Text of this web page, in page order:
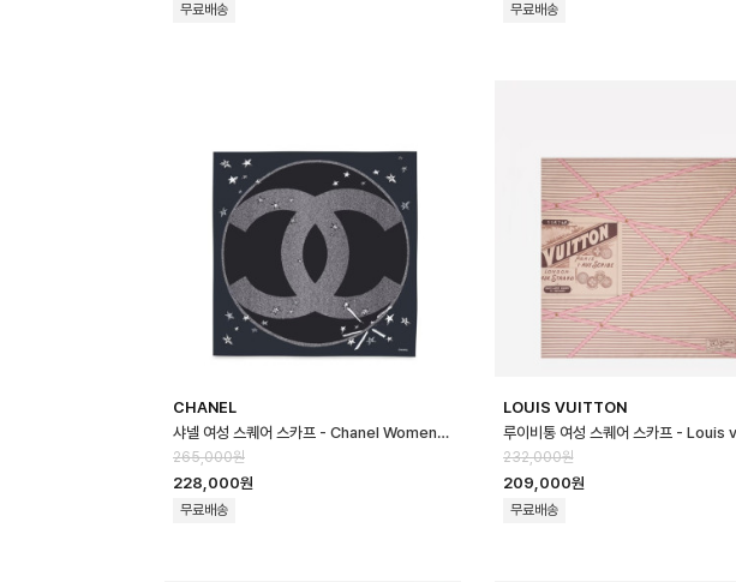
무료배송 무료배송
CHANEL
샤넬 여성 스퀘어 스카프 - Chanel Womens Square Scarf - acc87…
265,000원
228,000원
무료배송
LOUIS VUITTON
232,000원
209,000원
무료배송